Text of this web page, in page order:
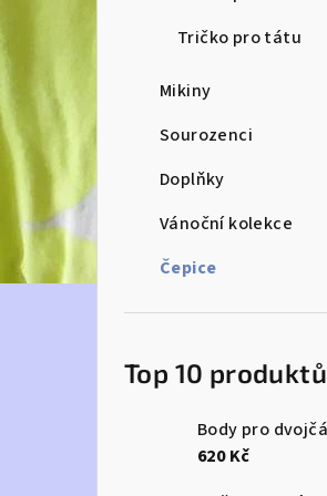
e
Tričko pro tátu
Mikiny
Sourozenci
Doplňky
Vánoční kolekce
Čepice
Top 10 produktů
620 Kč